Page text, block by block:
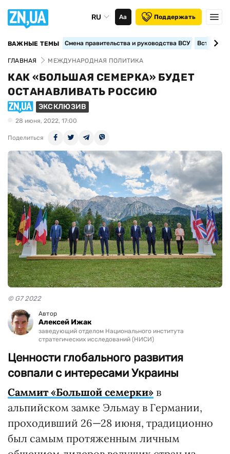
RU Аа Поддержать
ВАЖНЫЕ ТЕМЫ Смена правительства и руководства ВСУ
ГЛАВНАЯ МЕЖДУНАРОДНАЯ ПОЛИТИКА
КАК «БОЛЬШАЯ СЕМЕРКА» БУДЕТ
ОСТАНАВЛИВАТЬ РОССИЮ
ЭКСКЛЮЗИВ
28 июня, 2022, 17:00
Поделиться
© G7 2022
Автор
Алексей Ижак
заведующий отделом Национального института
стратегических исследований (НИСИ)
Ценности глобального развития
совпали с интересами Украины
Саммит «Большой семерки» в
альпийском замке Эльмау в Германии,
проходивший 26—28 июня, традиционно
был самым протяженным личным